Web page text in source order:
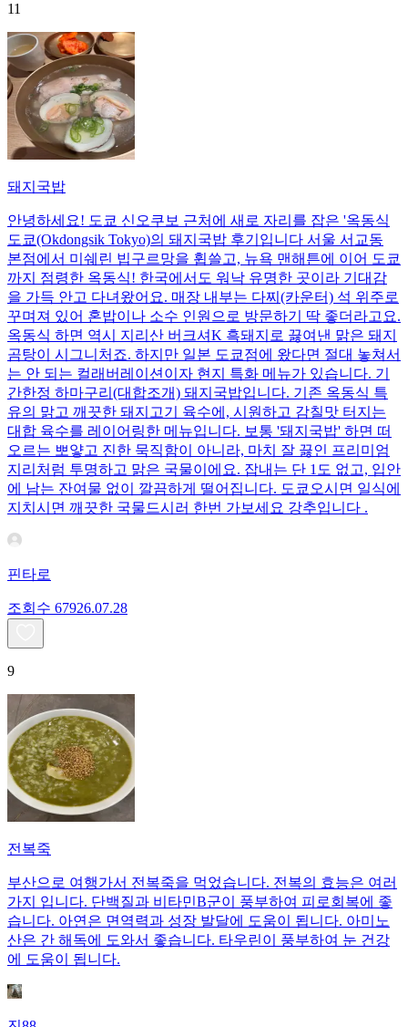
11
돼지국밥
안녕하세요! 도쿄 신오쿠보 근처에 새로 자리를 잡은 '옥동식
도쿄(Okdongsik Tokyo)의 돼지국밥 후기입니다 서울 서교동
본점에서 미쉐린 빕구르망을 휩쓸고, 뉴욕 맨해튼에 이어 도쿄
까지 점령한 옥동식! 한국에서도 워낙 유명한 곳이라 기대감
을 가득 안고 다녀왔어요. 매장 내부는 다찌(카운터) 석 위주로
꾸며져 있어 혼밥이나 소수 인원으로 방문하기 딱 좋더라고요.
옥동식 하면 역시 지리산 버크셔K 흑돼지로 끓여낸 맑은 돼지
곰탕이 시그니처죠. 하지만 일본 도쿄점에 왔다면 절대 놓쳐서
는 안 되는 컬래버레이션이자 현지 특화 메뉴가 있습니다. 기
간한정 하마구리(대합조개) 돼지국밥입니다. 기존 옥동식 특
유의 맑고 깨끗한 돼지고기 육수에, 시원하고 감칠맛 터지는
대합 육수를 레이어링한 메뉴입니다. 보통 '돼지국밥' 하면 떠
오르는 뽀얗고 진한 묵직함이 아니라, 마치 잘 끓인 프리미엄
지리처럼 투명하고 맑은 국물이에요. 잡내는 단 1도 없고, 입안
에 남는 잔여물 없이 깔끔하게 떨어집니다. 도쿄오시면 일식에
지치시면 깨끗한 국물드시러 한번 가보세요 강추입니다 .
핀타로
조회수 67926.07.28
9
전복죽
부산으로 여행가서 전복죽을 먹었습니다. 전복의 효능은 여러
가지 입니다. 단백질과 비타민B군이 풍부하여 피로회복에 좋
습니다. 아연은 면역력과 성장 발달에 도움이 됩니다. 아미노
산은 간 해독에 도와서 좋습니다. 타우린이 풍부하여 눈 건강
에 도움이 됩니다.